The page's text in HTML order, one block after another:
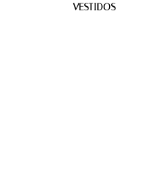
VESTIDOS
Siguiente producto